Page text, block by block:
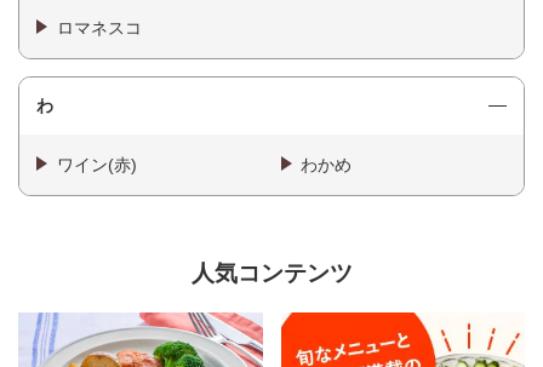
ロマネスコ
わ
ワイン(赤) わかめ
人気コンテンツ